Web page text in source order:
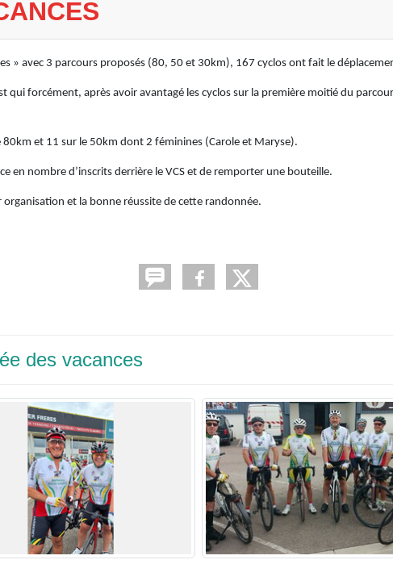
» avec 3 parcours proposés (80, 50 et 30km), 167 cyclos ont fait le
qui forcément, après avoir avantagé les cyclos sur la première moitié du
80km et 11 sur le 50km dont 2 féminines (Carole et Maryse).
en nombre d’inscrits derrière le VCS et de remporter une bouteille.
et la bonne réussite de cette randonnée.
des vacances